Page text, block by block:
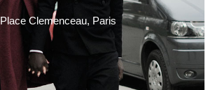
Place Clemenceau, Paris